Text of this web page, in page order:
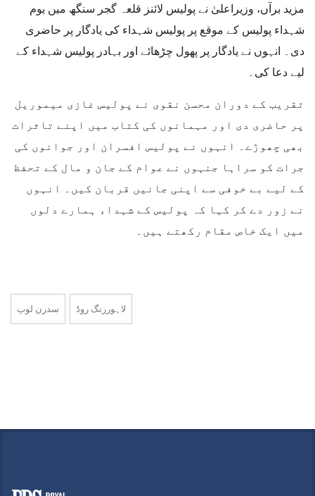
مزید برآں، وزیراعلیٰ نے پولیس لائنز قلعہ گجر سنگھ میں یوم
شہداء پولیس کے موقع پر پولیس شہداء کی یادگار پر حاضری
دی۔ انہوں نے یادگار پر پھول چڑھائے اور بہادر پولیس شہداء کے
لیے دعا کی۔
تقریب کے دوران محسن نقوی نے پولیس غازی میموریل
پر حاضری دی اور مہمانوں کی کتاب میں اپنے تاثرات
بھی چھوڑے۔ انہوں نے پولیس افسران اور جوانوں کی
جرات کو سراہا جنہوں نے عوام کے جان و مال کے تحفظ
کے لیے بے خوفی سے اپنی جانیں قربان کیں۔ انہوں
نے زور دے کر کہا کہ پولیس کے شہداء ہمارے دلوں
میں ایک خاص مقام رکھتے ہیں۔
سدرن لوپ لاہوررنگ روڈ